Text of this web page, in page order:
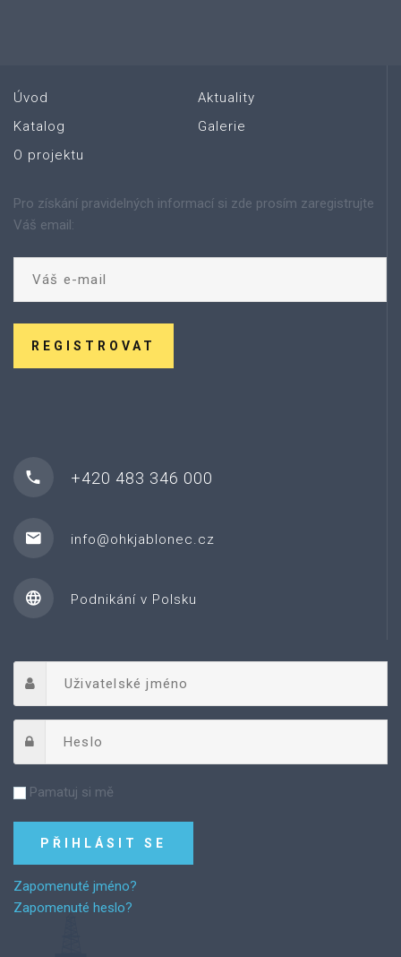
Úvod
Katalog
O projektu
Aktuality
Galerie
Pro získání pravidelných informací si zde prosím zaregistrujte
Váš email:
REGISTROVAT
+420 483 346 000
info@ohkjablonec.cz
Podnikání v Polsku
Pamatuj si mě
Zapomenuté jméno?
Zapomenuté heslo?